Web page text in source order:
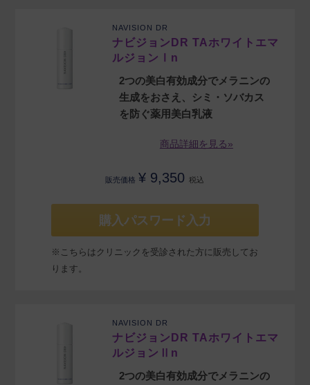
NAVISION DR
ナビジョンDR TAホワイトエマ
ルジョンⅠn
2つの美白有効成分でメラニンの
生成をおさえ、シミ・ソバカス
を防ぐ薬用美白乳液
商品詳細を見る»
販売価格 ¥ 9,350 税込
購入パスワード入力
※こちらはクリニックを受診された方に販売してお
ります。
NAVISION DR
ナビジョンDR TAホワイトエマ
ルジョンⅡn
2つの美白有効成分でメラニンの